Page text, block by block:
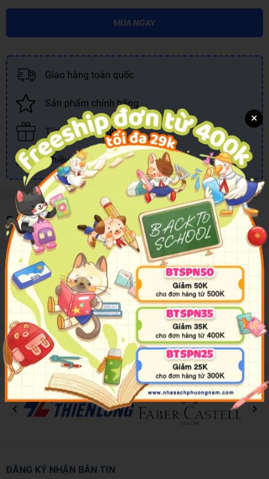
MUA NGAY
Giao hàng toàn quốc
Sản phẩm chính hãng
Tích điểm đổi quà
Nhiều khuyến mãi, ưu đãi
Sản phẩm cùng loại
Mô tả sản phẩm
Thông tin sản phẩm đang được cập nhật
Đánh giá sản phẩm
ĐĂNG KÝ NHẬN BẢN TIN
×